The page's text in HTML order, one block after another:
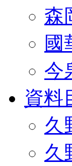
森
國
今
資料
久
久